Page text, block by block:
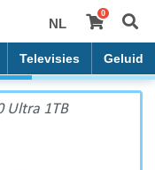
NL
0
Televisies Geluid
1TB
Ultra 1TB